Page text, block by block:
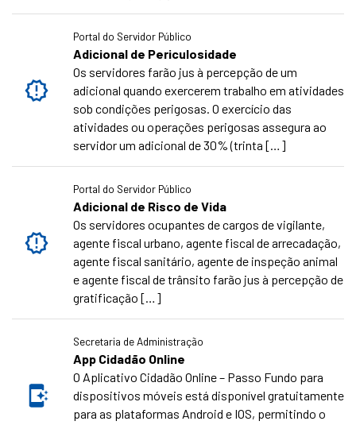
Portal do Servidor Público
Adicional de Periculosidade
Os servidores farão jus à percepção de um
adicional quando exercerem trabalho em atividades
sob condições perigosas. O exercício das
atividades ou operações perigosas assegura ao
servidor um adicional de 30% (trinta […]
Portal do Servidor Público
Adicional de Risco de Vida
Os servidores ocupantes de cargos de vigilante,
agente fiscal urbano, agente fiscal de arrecadação,
agente fiscal sanitário, agente de inspeção animal
e agente fiscal de trânsito farão jus à percepção de
gratificação […]
Secretaria de Administração
App Cidadão Online
O Aplicativo Cidadão Online – Passo Fundo para
dispositivos móveis está disponível gratuitamente
para as plataformas Android e IOS, permitindo o